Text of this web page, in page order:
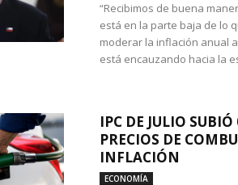
“Recibimos de buena
está en la parte baja de lo
moderar la inflación anual
está encauzando hacia la
IPC DE JULIO
PRECIOS DE
INFLACIÓN
ECONOMÍA